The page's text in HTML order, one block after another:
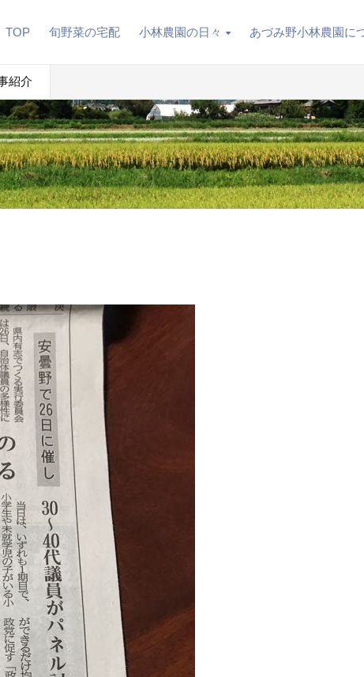
TOP 旬野菜の宅配 小林農園の日々 あづみ野小林農園に
紹介